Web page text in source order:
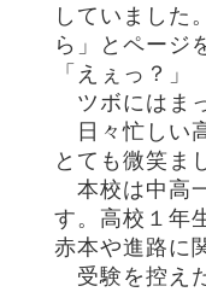
していました
ら」とページ
「えぇっ？」
ツボにはま
日々忙しい
とても微笑ま
本校は中高
す。高校１年
赤本や進路に
受験を控え